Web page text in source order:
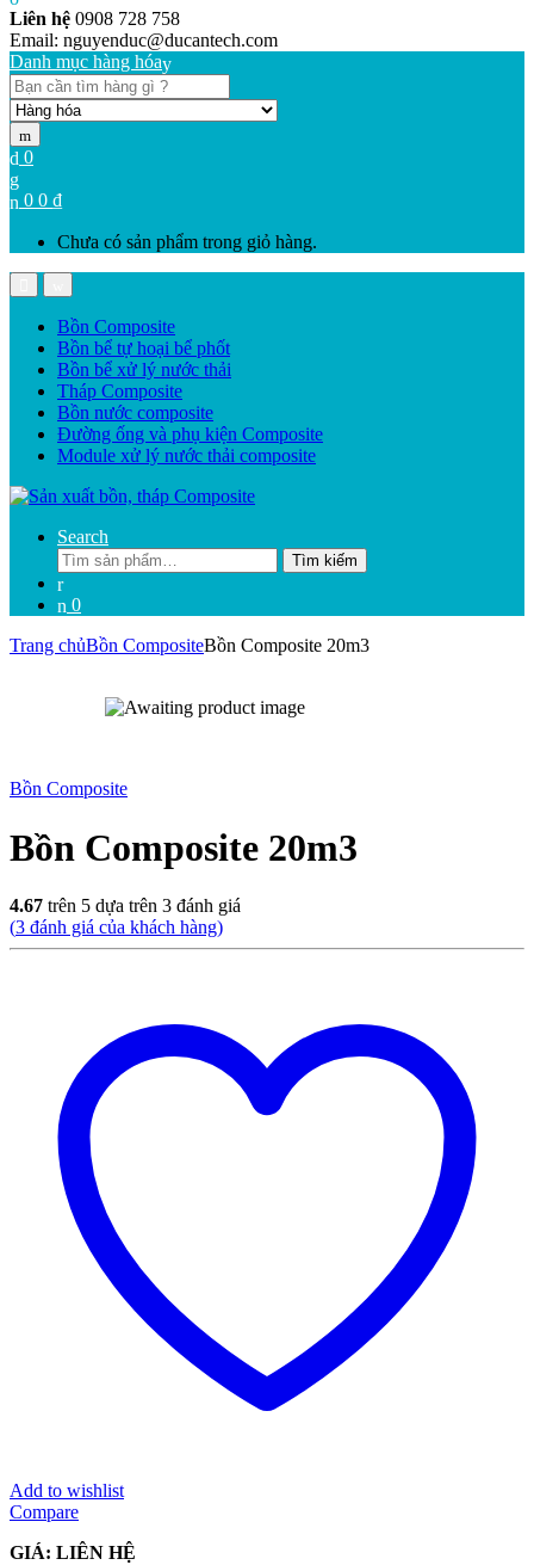
Liên hệ 0908 728 758
Email: nguyenduc@ducantech.com
Danh mục hàng hóa
Search
for:
0
0 0 ₫
Chưa có sản phẩm trong giỏ hàng.
Bồn Composite
Bồn bể tự hoại bể phốt
Bồn bể xử lý nước thải
Tháp Composite
Bồn nước composite
Đường ống và phụ kiện Composite
Module xử lý nước thải composite
Search
Tìm
kiếm:
Tìm kiếm
0
Trang chủBồn CompositeBồn Composite 20m3
Bồn Composite
Bồn Composite 20m3
4.67 trên 5 dựa trên 3 đánh giá
(3 đánh giá của khách hàng)
Add to wishlist
Compare
GIÁ: LIÊN HỆ